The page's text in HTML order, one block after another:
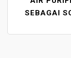
I
SEBAGAI